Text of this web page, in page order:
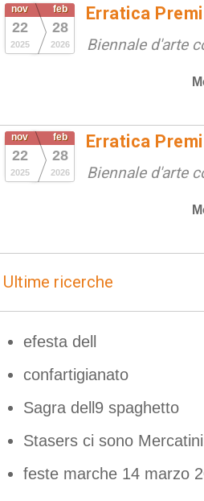
nov
22
2025
feb
28
2026
Erratica
Biennale d'arte
nov
22
2025
feb
28
2026
Erratica
Biennale d'arte
Ultime ricerche
efesta dell
confartigianato
Sagra dell9 spaghetto
Stasers ci sono
feste marche 14 marzo